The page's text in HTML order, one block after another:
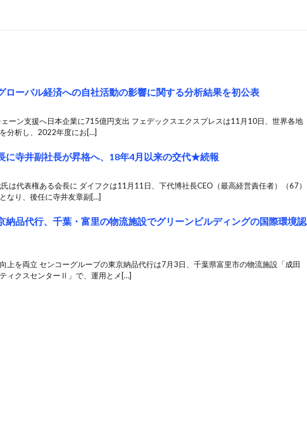
ローバル経済への自社活動の影響に関する分析結果を初公表
ーン支援へ日本企業に715億円支出 フェデックスエクスプレスは11月10日、世界各地
分析し、2022年度にお[…]
に寺井副社長が昇格へ、18年4月以来の交代★続報
は代表権ある会長に ダイフクは11月11日、下代博社長CEO（最高経営責任者）（67）
なり、後任に寺井友章副[…]
納品代行、千葉・富里の物流施設でグリーンビルディングの国際環境認
上を両立 センコーグループの東京納品代行は7月3日、千葉県富里市の物流施設「成田
ィクスセンターⅡ」で、運用とメ[…]